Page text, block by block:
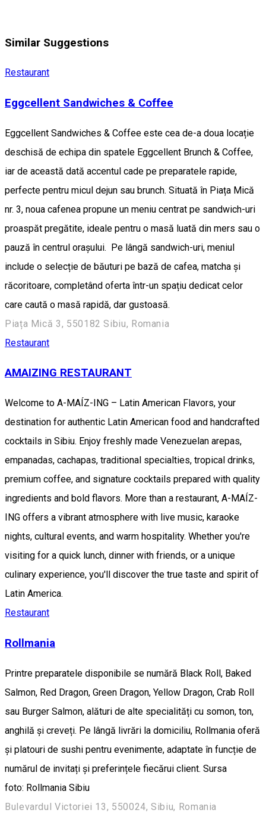
Similar Suggestions
Restaurant
Eggcellent Sandwiches & Coffee
Eggcellent Sandwiches & Coffee este cea de-a doua locație
deschisă de echipa din spatele Eggcellent Brunch & Coffee,
iar de această dată accentul cade pe preparatele rapide,
perfecte pentru micul dejun sau brunch. Situată în Piața Mică
nr. 3, noua cafenea propune un meniu centrat pe sandwich-uri
proaspăt pregătite, ideale pentru o masă luată din mers sau o
pauză în centrul orașului. Pe lângă sandwich-uri, meniul
include o selecție de băuturi pe bază de cafea, matcha și
răcoritoare, completând oferta într-un spațiu dedicat celor
care caută o masă rapidă, dar gustoasă.
Piața Mică 3, 550182 Sibiu, Romania
Restaurant
AMAIZING RESTAURANT
Welcome to A-MAÍZ-ING – Latin American Flavors, your
destination for authentic Latin American food and handcrafted
cocktails in Sibiu. Enjoy freshly made Venezuelan arepas,
empanadas, cachapas, traditional specialties, tropical drinks,
premium coffee, and signature cocktails prepared with quality
ingredients and bold flavors. More than a restaurant, A-MAÍZ-
ING offers a vibrant atmosphere with live music, karaoke
nights, cultural events, and warm hospitality. Whether you're
visiting for a quick lunch, dinner with friends, or a unique
culinary experience, you'll discover the true taste and spirit of
Latin America.
Restaurant
Rollmania
Printre preparatele disponibile se numără Black Roll, Baked
Salmon, Red Dragon, Green Dragon, Yellow Dragon, Crab Roll
sau Burger Salmon, alături de alte specialități cu somon, ton,
anghilă și creveți. Pe lângă livrări la domiciliu, Rollmania oferă
și platouri de sushi pentru evenimente, adaptate în funcție de
numărul de invitați și preferințele fiecărui client. Sursa
foto: Rollmania Sibiu
Bulevardul Victoriei 13, 550024, Sibiu, Romania